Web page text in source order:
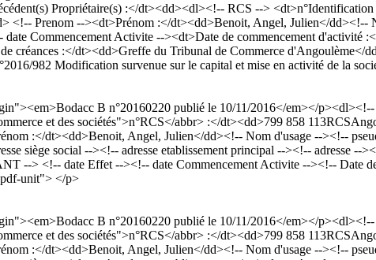
Propriétaire(s) :</dt><dd><dl><!-- RCS -->
<!-- Prenom --><dt>Prénom :</dt><dd>Benoit, Angel, Julien</
Commencement Activite --><dt>Date de commencement
créances :</dt><dd>Greffe du Tribunal de Commerce
982 Modification survenue sur le capital et mise en activité de la
B n°20160220 publié le 10/11/2016</em></
et des sociétés">n°RCS</abbr> :</dt><dd>799 858
:</dt><dd>Benoit, Angel, Julien</dd><!-- Nom d'usage --><!--
siège social --><!-- adresse etablissement principal --><!-- adresse
--> <!-- date Effet --><!-- date Commencement Activite --><!-- Date
unit"> </p>
B n°20160220 publié le 10/11/2016</em></
et des sociétés">n°RCS</abbr> :</dt><dd>799 858
:</dt><dd>Benoit, Angel, Julien</dd><!-- Nom d'usage --><!--